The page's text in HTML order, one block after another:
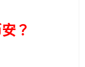
？